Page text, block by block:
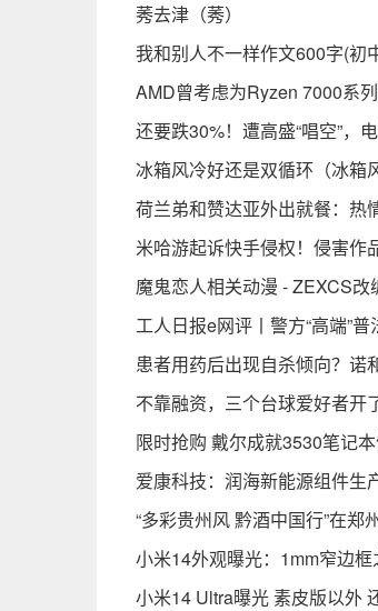
莠去津（莠）
我和别人不一样作文600字(初
AMD曾考虑为Ryzen 7000系
还要跌30%！遭高盛“唱空”，
冰箱风冷好还是双循环（冰箱
荷兰弟和赞达亚外出就餐：热
米哈游起诉快手侵权！侵害作
魔鬼恋人相关动漫 - ZEXCS改
工人日报e网评丨警方“高端”
患者用药后出现自杀倾向？诺
不靠融资，三个台球爱好者开
限时抢购 戴尔成就3530笔记
爱康科技：润海新能源组件生
“多彩贵州风 黔酒中国行”在郑
小米14外观曝光：1mm窄边框
小米14 Ultra曝光 素皮版以外